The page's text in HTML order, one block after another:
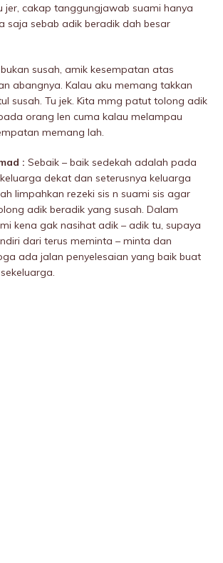
jer, cakap tanggungjawab suami hanya
saja sebab adik beradik dah besar
susah, amik kesempatan atas
abangnya. Kalau aku memang takkan
susah. Tu jek. Kita mmg patut tolong adik
orang len cuma kalau meIampau
memang lah.
: Sebaik – baik sedekah adalah pada
dekat dan seterusnya keluarga
limpahkan rezeki sis n suami sis agar
adik beradik yang susah. Dalam
kena gak nasihat adik – adik tu, supaya
dari terus meminta – minta dan
ada jalan penyelesaian yang baik buat